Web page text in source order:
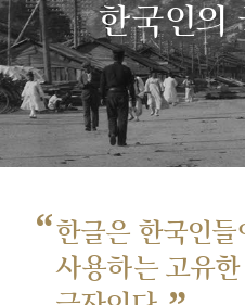
한국인의
“한글은 한국인들
사용하는 고유한